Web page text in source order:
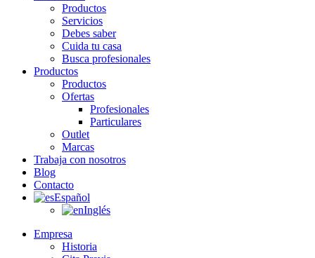
Productos
Servicios
Debes saber
Cuida tu casa
Busca profesionales
Productos
Productos
Ofertas
Profesionales
Particulares
Outlet
Marcas
Trabaja con nosotros
Blog
Contacto
Español
Inglés
Empresa
Historia